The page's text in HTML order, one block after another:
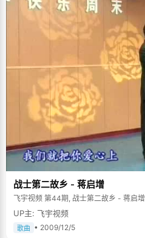
战士第二故乡 - 蒋启增
飞宇视频 第44期, 战士第二故乡 - 蒋启增
UP主: 飞宇视频
歌曲 • 2009/12/5